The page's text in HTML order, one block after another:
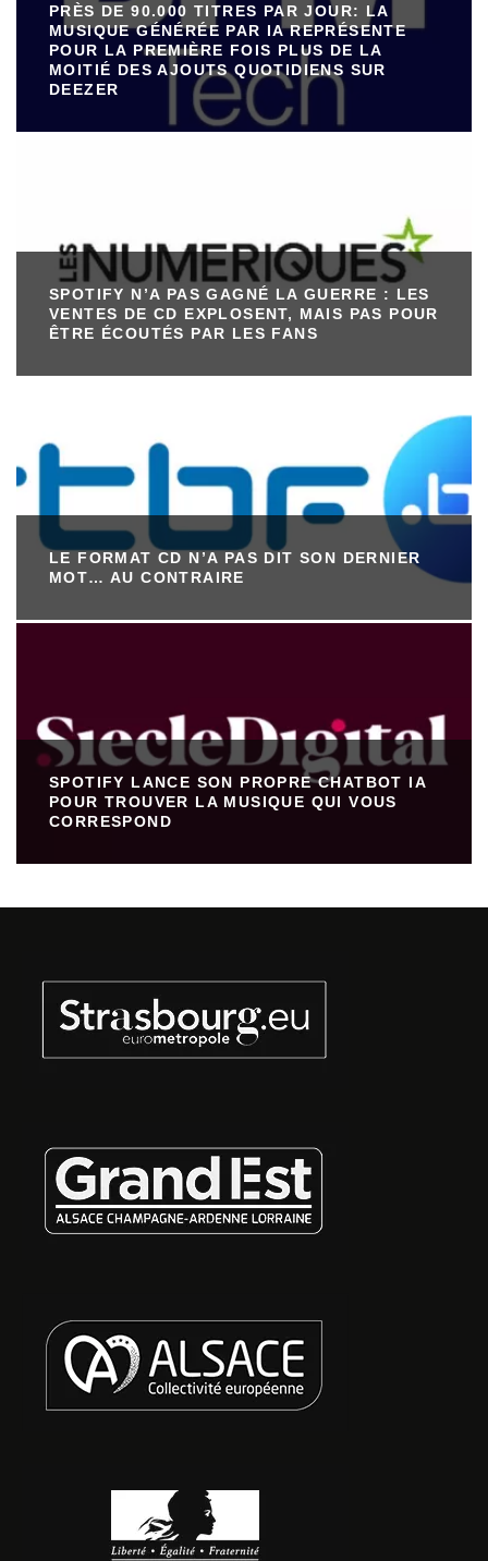
PRÈS DE 90.000 TITRES PAR JOUR: LA
MUSIQUE GÉNÉRÉE PAR IA REPRÉSENTE
POUR LA PREMIÈRE FOIS PLUS DE LA
MOITIÉ DES AJOUTS QUOTIDIENS SUR
DEEZER
SPOTIFY N’A PAS GAGNÉ LA GUERRE : LES
VENTES DE CD EXPLOSENT, MAIS PAS POUR
ÊTRE ÉCOUTÉS PAR LES FANS
LE FORMAT CD N’A PAS DIT SON DERNIER
MOT… AU CONTRAIRE
SPOTIFY LANCE SON PROPRE CHATBOT IA
POUR TROUVER LA MUSIQUE QUI VOUS
CORRESPOND